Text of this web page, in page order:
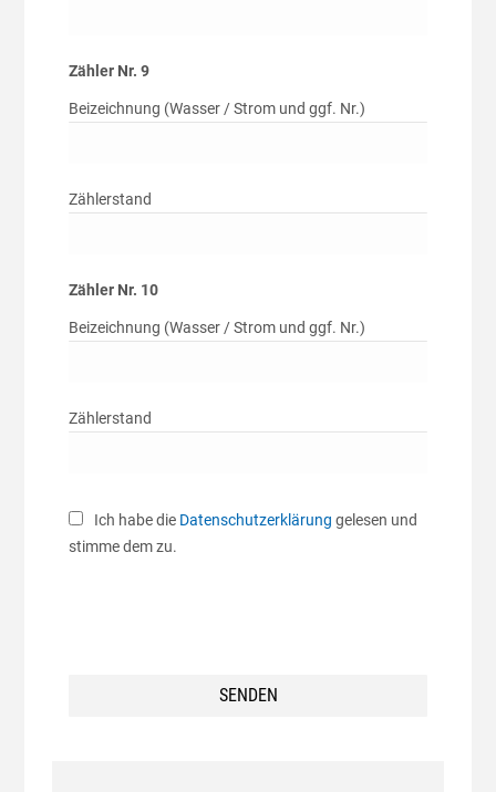
Zähler Nr. 9
Beizeichnung (Wasser / Strom und ggf. Nr.)
Zählerstand
Zähler Nr. 10
Beizeichnung (Wasser / Strom und ggf. Nr.)
Zählerstand
Ich habe die Datenschutzerklärung gelesen und
stimme dem zu.